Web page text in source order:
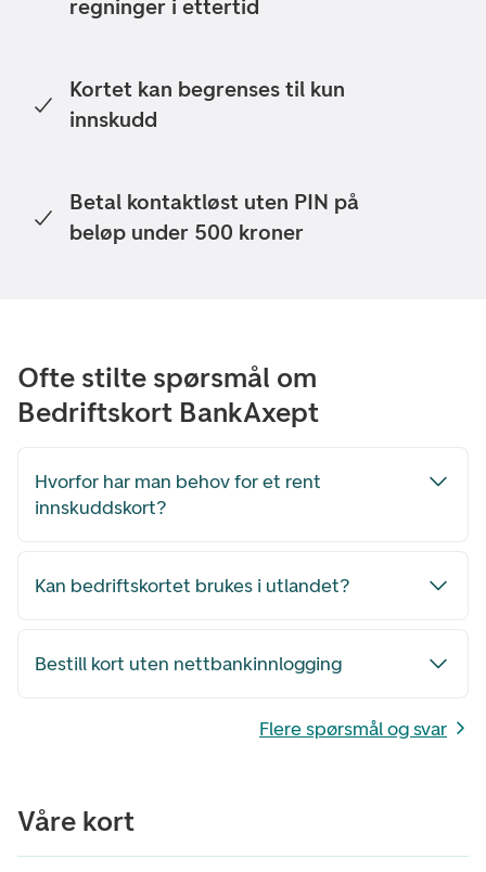
regninger i ettertid
Kortet kan begrenses til kun
innskudd
Betal kontaktløst uten PIN på
beløp under 500 kroner
Ofte stilte spørsmål om
Bedriftskort BankAxept
Hvorfor har man behov for et rent
innskuddskort?
Kan bedriftskortet brukes i utlandet?
Bestill kort uten nettbankinnlogging
Flere spørsmål og svar
Våre kort